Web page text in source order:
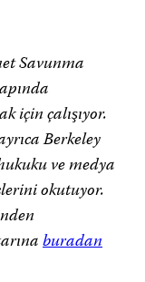
Savunma
için çalışıyor.
Berkeley
ve medya
okutuyor.
buradan